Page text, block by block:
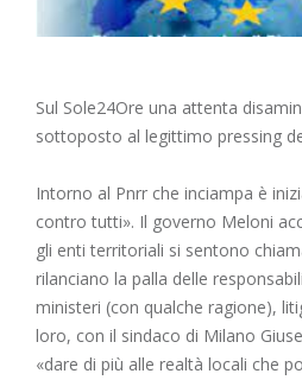
Sul Sole24Ore una attenta
sottoposto al legittimo pressing
Intorno al Pnrr che inciampa è
contro tutti». Il governo Meloni
gli enti territoriali si sentono
rilanciano la palla delle
ministeri (con qualche ragione),
loro, con il sindaco di Milano
«dare di più alle realtà locali che